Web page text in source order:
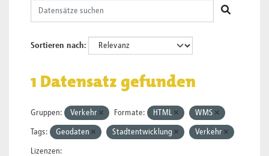
Sortieren nach
1 Datensatz gefunden
Gruppen: Verkehr Formate: HTML WMS
Tags: Geodaten Stadtentwicklung Verkehr
Lizenzen: